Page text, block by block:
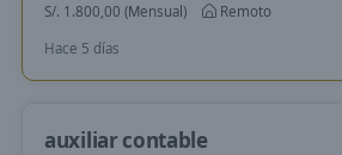
S/. 1.800,00 (Mensual)
Remoto
Hace 5 días
auxiliar contable